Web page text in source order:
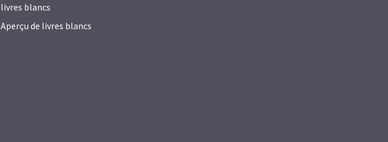
livres blancs
Aperçu de livres blancs